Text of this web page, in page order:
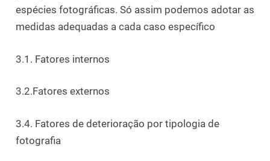
espécies fotográficas. Só assim podemos adotar as
medidas adequadas a cada caso específico
3.1. Fatores internos
3.2.Fatores externos
3.4. Fatores de deterioração por tipologia de
fotografia